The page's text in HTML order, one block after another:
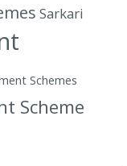
Sarkari
Schemes
Scheme